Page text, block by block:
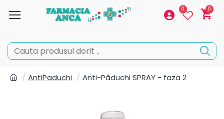
0 0
AntiPaduchi Anti-Păduchi SPRAY - faza 2